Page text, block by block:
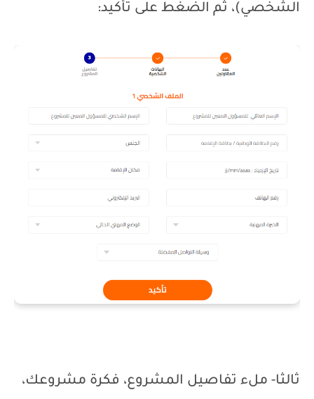
الشخصي)، ثم الضغط على تأكيد:
ثالثا- ملء تفاصيل المشروع، فكرة مشروعك،